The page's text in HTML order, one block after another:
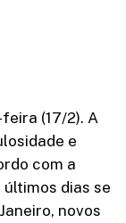
(17/2). A
e
com a
dias se
novos